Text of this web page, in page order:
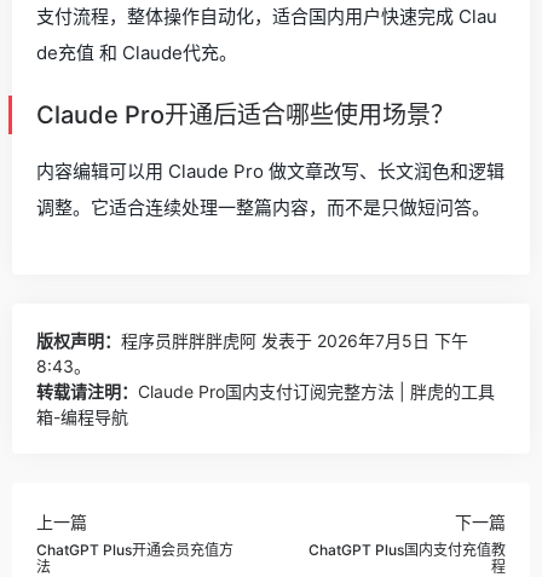
支付流程，整体操作自动化，适合国内用户快速完成 Clau
de充值 和 Claude代充。
Claude Pro开通后适合哪些使用场景？
内容编辑可以用 Claude Pro 做文章改写、长文润色和逻辑
调整。它适合连续处理一整篇内容，而不是只做短问答。
版权声明： 程序员胖胖胖虎阿 发表于 2026年7月5日 下午
8:43。
转载请注明： Claude Pro国内支付订阅完整方法 | 胖虎的工具
箱-编程导航
上一篇
ChatGPT Plus开通会员充值方
法
下一篇
ChatGPT Plus国内支付充值教
程